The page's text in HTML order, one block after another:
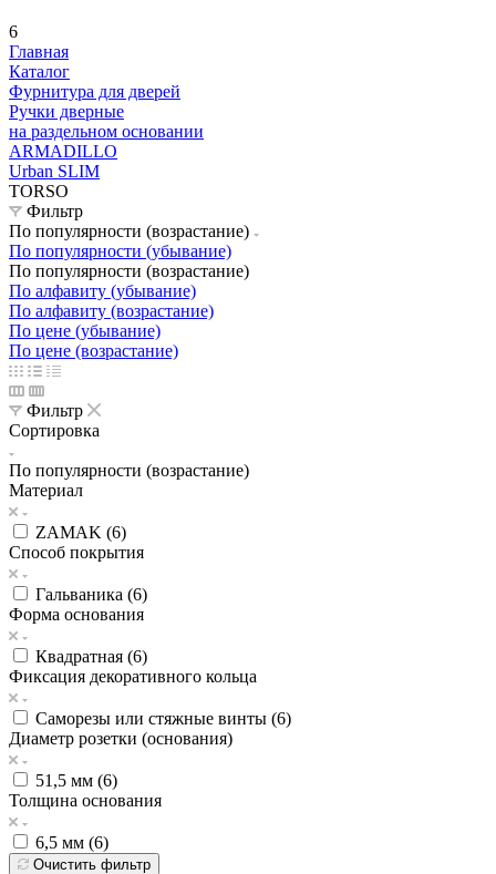
6
Главная
Каталог
Фурнитура для дверей
Ручки дверные
на раздельном основании
ARMADILLO
Urban SLIM
TORSO
Фильтр
По популярности (возрастание)
По популярности (убывание)
По популярности (возрастание)
По алфавиту (убывание)
По алфавиту (возрастание)
По цене (убывание)
По цене (возрастание)
Фильтр
Сортировка
По популярности (возрастание)
Материал
ZAMAK (6)
Способ покрытия
Гальваника (6)
Форма основания
Квадратная (6)
Фиксация декоративного кольца
Саморезы или стяжные винты (6)
Диаметр розетки (основания)
51,5 мм (6)
Толщина основания
6,5 мм (6)
Очистить фильтр